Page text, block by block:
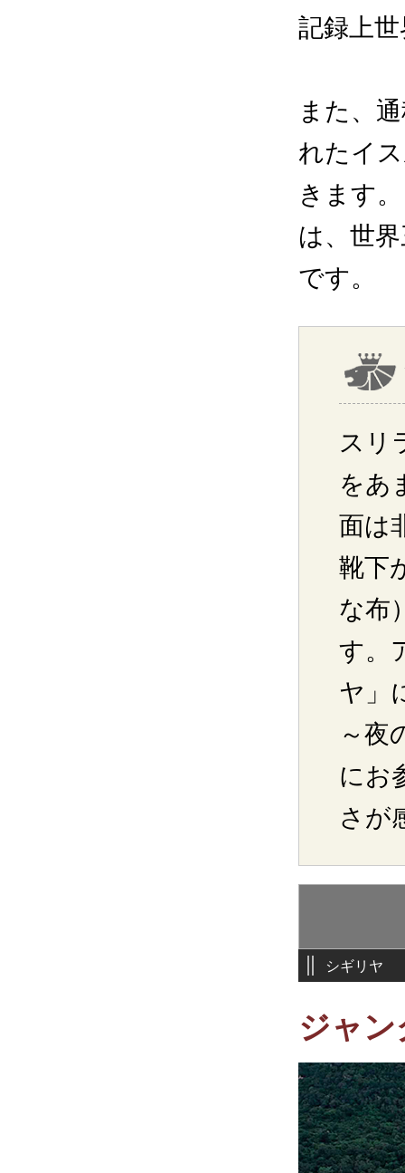
記録上
また、
れたイ
きます
は、世
です。
スリ
をあ
面は
靴下
な布
す。
ヤ」
～夜
にお
さが
シギリヤ
ジャ